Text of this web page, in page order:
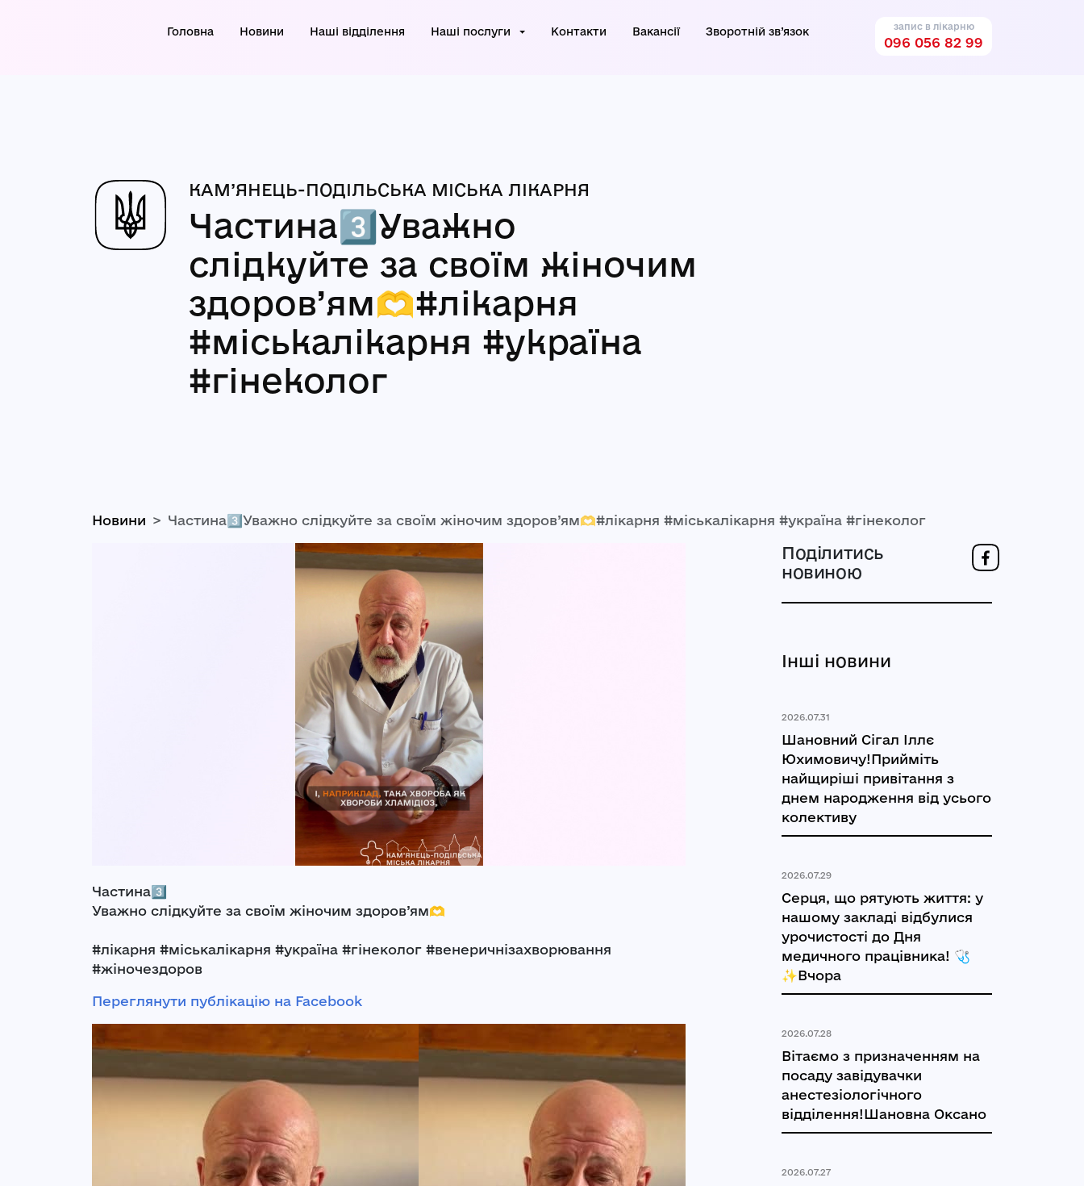
Головна Новини Наші відділення Наші послуги Контакти Вакансії Зворотній зв’язок запис в лікарню
096 056 82 99
КАМ’ЯНЕЦЬ-ПОДІЛЬСЬКА МІСЬКА ЛІКАРНЯ
Частина3️⃣Уважно
слідкуйте за своїм жіночим
здоров’ям🫶#лікарня
#міськалікарня #україна
#гінеколог
Новини Частина3️⃣Уважно слідкуйте за своїм жіночим здоров’ям🫶#лікарня #міськалікарня #україна #гінеколог
Частина3️⃣
Уважно слідкуйте за своїм жіночим здоров’ям🫶
#лікарня #міськалікарня #україна #гінеколог #венеричнізахворювання
#жіночездоров
Переглянути публікацію на Facebook
Поділитись
новиною
Інші новини
2026.07.31
Шановний Сігал Іллє
Юхимовичу!Прийміть
найщиріші привітання з
днем народження від усього
колективу
2026.07.29
Серця, що рятують життя: у
нашому закладі відбулися
урочистості до Дня
медичного працівника! 🩺
✨Вчора
2026.07.28
Вітаємо з призначенням на
посаду завідувачки
анестезіологічного
відділення!Шановна Оксано
2026.07.27